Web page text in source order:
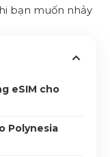
bạn muốn nhảy
eSIM cho
Polynesia